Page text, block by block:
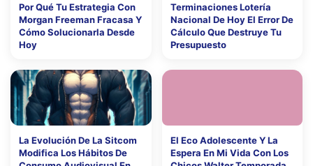
Por Qué Tu Estrategia Con
Morgan Freeman Fracasa Y
Cómo Solucionarla Desde
Hoy
Terminaciones Lotería
Nacional De Hoy El Error De
Cálculo Que Destruye Tu
Presupuesto
La Evolución De La Sitcom
Modifica Los Hábitos De
El Eco Adolescente Y La
Espera En Mi Vida Con Los